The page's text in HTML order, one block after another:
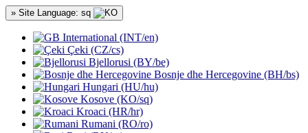
» Site Language: sq
International (INT/en)
Çeki (CZ/cs)
Bjellorusi (BY/be)
Bosnje dhe Hercegovine (BH/bs)
Hungari (HU/hu)
Kosove (KO/sq)
Kroaci (HR/hr)
Rumani (RO/ro)